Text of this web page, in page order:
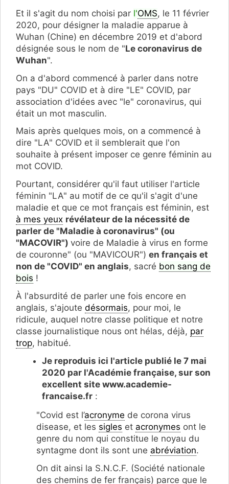
Et il s'agit du nom choisi par l'OMS, le 11 février
2020, pour désigner la maladie apparue à
Wuhan (Chine) en décembre 2019 et d'abord
désignée sous le nom de "Le coronavirus de
Wuhan".
On a d'abord commencé à parler dans notre
pays "DU" COVID et à dire "LE" COVID, par
association d'idées avec "le" coronavirus, qui
était un mot masculin.
Mais après quelques mois, on a commencé à
dire "LA" COVID et il semblerait que l'on
souhaite à présent imposer ce genre féminin au
mot COVID.
Pourtant, considérer qu'il faut utiliser l'article
féminin "LA" au motif de ce qu'il s'agit d'une
maladie et que ce mot français est féminin, est
à mes yeux révélateur de la nécessité de
parler de "Maladie à coronavirus" (ou
"MACOVIR") voire de Maladie à virus en forme
de couronne" (ou "MAVICOUR") en français et
non de "COVID" en anglais, sacré bon sang de
bois !
À l'absurdité de parler une fois encore en
anglais, s'ajoute désormais, pour moi, le
ridicule, auquel notre classe politique et notre
classe journalistique nous ont hélas, déjà, par
trop, habitué.
Je reproduis ici l'article publié le 7 mai
2020 par l'Académie française, sur son
excellent site www.academie-
francaise.fr :
"Covid est l’acronyme de corona virus
disease, et les sigles et acronymes ont le
genre du nom qui constitue le noyau du
syntagme dont ils sont une abréviation.
On dit ainsi la S.N.C.F. (Société nationale
des chemins de fer français) parce que le